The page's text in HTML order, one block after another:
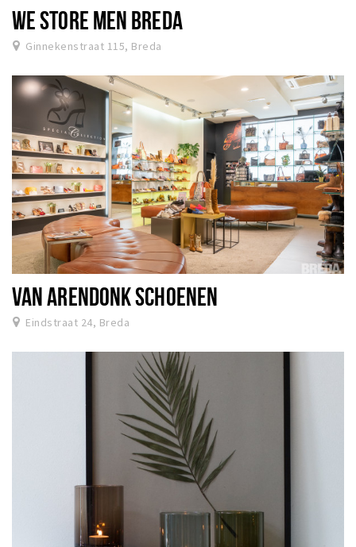
WE STORE MEN BREDA
Ginnekenstraat 115, Breda
VAN ARENDONK SCHOENEN
Eindstraat 24, Breda